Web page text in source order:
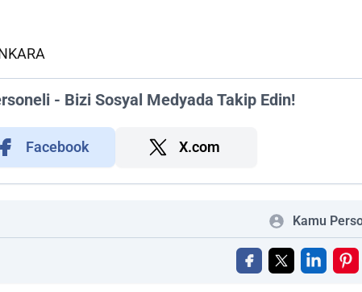
- Bizi Sosyal Medyada Takip Edin!
Facebook X.com
Kamu